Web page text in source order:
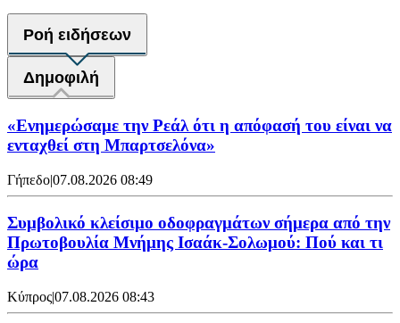
Ροή ειδήσεων
Δημοφιλή
«Ενημερώσαμε την Ρεάλ ότι η απόφασή του είναι να
ενταχθεί στη Μπαρτσελόνα»
Γήπεδο|07.08.2026 08:49
Συμβολικό κλείσιμο οδοφραγμάτων σήμερα από την
Πρωτοβουλία Μνήμης Ισαάκ-Σολωμού: Πού και τι
ώρα
Κύπρος|07.08.2026 08:43